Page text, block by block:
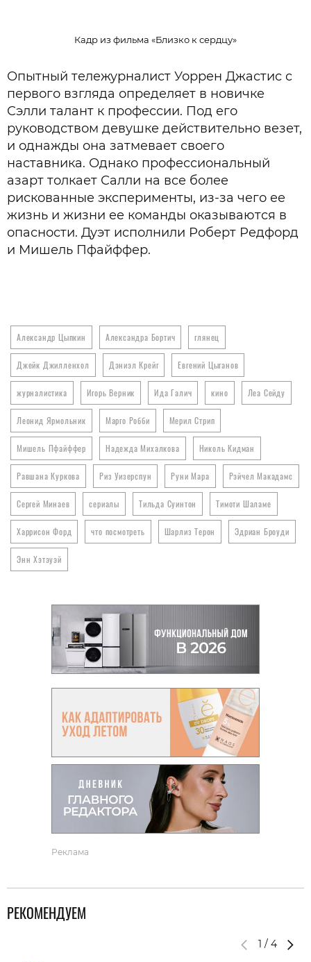
Кадр из фильма «Близко к сердцу»
Опытный тележурналист Уоррен Джастис с
первого взгляда определяет в новичке
Сэлли талант к профессии. Под его
руководством девушке действительно везет,
и однажды она затмевает своего
наставника. Однако профессиональный
азарт толкает Салли на все более
рискованные эксперименты, из-за чего ее
жизнь и жизни ее команды оказываются в
опасности. Дуэт исполнили Роберт Редфорд
и Мишель Пфайффер.
Александр Цыпкин Александра Бортич глянец
Джейк Джилленхол Дэниэл Крейг Евгений Цыганов
журналистика Игорь Верник Ида Галич кино Леа Сейду
Леонид Ярмольник Марго Робби Мерил Стрип
Мишель Пфайффер Надежда Михалкова Николь Кидман
Равшана Куркова Риз Уизерспун Руни Мара Рэйчел Макадамс
Сергей Минаев сериалы Тильда Суинтон Тимоти Шаламе
Харрисон Форд что посмотреть Шарлиз Терон Эдриан Броуди
Энн Хэтэуэй
Реклама
РЕКОМЕНДУЕМ
1 / 4